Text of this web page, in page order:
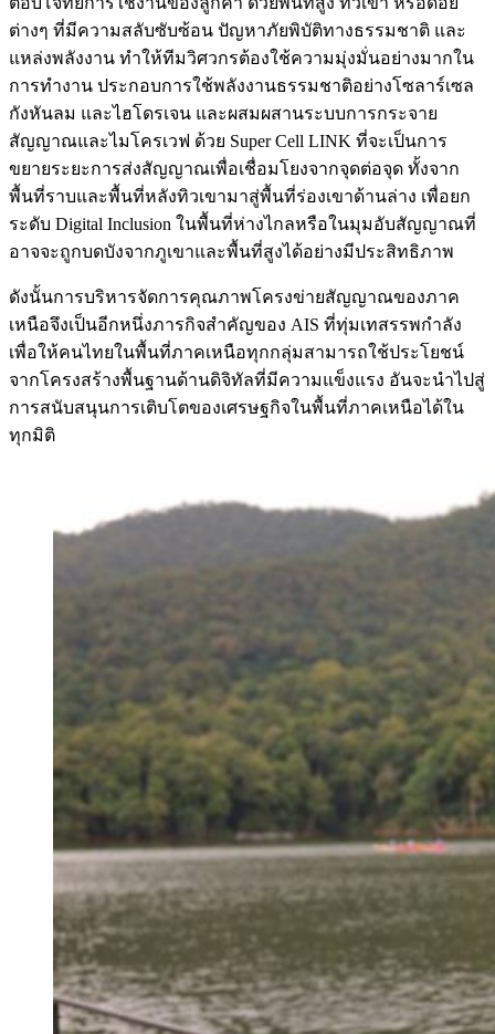
ต่างๆ ที่มีความสลับซับซ้อน ปัญหาภัยพิบัติทางธรรมชาติ และ
แหล่งพลังงาน ทำให้ทีมวิศวกรต้องใช้ความมุ่งมั่นอย่างมากใน
การทำงาน ประกอบการใช้พลังงานธรรมชาติอย่างโซลาร์เซล
กังหันลม และไฮโดรเจน และผสมผสานระบบการกระจาย
สัญญาณและไมโครเวฟ ด้วย Super Cell LINK ที่จะเป็นการ
ขยายระยะการส่งสัญญาณเพื่อเชื่อมโยงจากจุดต่อจุด ทั้งจาก
พื้นที่ราบและพื้นที่หลังทิวเขามาสู่พื้นที่ร่องเขาด้านล่าง เพื่อยก
ระดับ Digital Inclusion ในพื้นที่ห่างไกลหรือในมุมอับสัญญาณที่
อาจจะถูกบดบังจากภูเขาและพื้นที่สูงได้อย่างมีประสิทธิภาพ
ดังนั้นการบริหารจัดการคุณภาพโครงข่ายสัญญาณของภาค
เหนือจึงเป็นอีกหนึ่งภารกิจสำคัญของ AIS ที่ทุ่มเทสรรพกำลัง
เพื่อให้คนไทยในพื้นที่ภาคเหนือทุกกลุ่มสามารถใช้ประโยชน์
จากโครงสร้างพื้นฐานด้านดิจิทัลที่มีความแข็งแรง อันจะนำไปสู่
การสนับสนุนการเติบโตของเศรษฐกิจในพื้นที่ภาคเหนือได้ใน
ทุกมิติ